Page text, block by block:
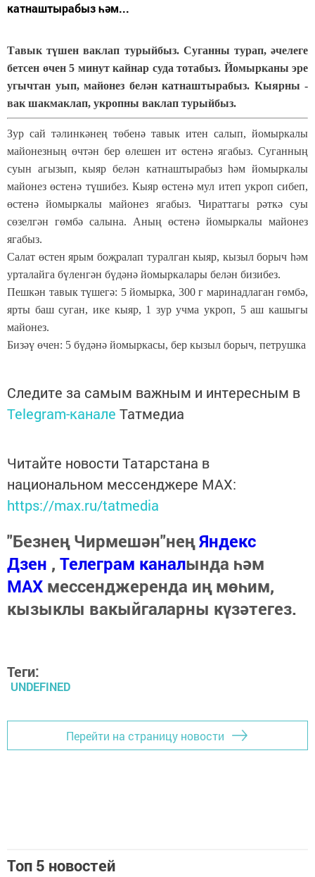
катнаштырабыз һәм...
Тавык түшен ваклап турыйбыз. Суганны турап, әчелеге
бетсен өчен 5 минут кайнар суда тотабыз. Йомырканы эре
угычтан уып, майонез белән катнаштырабыз. Кыярны -
вак шакмаклап, укропны ваклап турыйбыз.
Зур сай тәлинкәнең төбенә тавык итен салып, йомыркалы
майонезның өчтән бер өлешен ит өстенә ягабыз. Суганның
суын агызып, кыяр белән катнаштырабыз һәм йомыркалы
майонез өстенә түшибез. Кыяр өстенә мул итеп укроп сибеп,
өстенә йомыркалы майонез ягабыз. Чираттагы рәткә суы
сөзелгән гөмбә салына. Аның өстенә йомыркалы майонез
ягабыз.
Салат өстен ярым боҗралап туралган кыяр, кызыл борыч һәм
урталайга бүленгән бүдәнә йомыркалары белән бизибез.
Пешкән тавык түшегә: 5 йомырка, 300 г маринадлаган гөмбә,
ярты баш суган, ике кыяр, 1 зур учма укроп, 5 аш кашыгы
майонез.
Бизәү өчен: 5 бүдәнә йомыркасы, бер кызыл борыч, петрушка
Следите за самым важным и интересным в
Telegram-канале Татмедиа
Читайте новости Татарстана в
национальном мессенджере MАХ:
https://max.ru/tatmedia
"Безнең Чирмешән"неңЯндекс
Дзен , Телеграм каналында һәм
МАХ мессенджеренда иң мөһим,
кызыклы вакыйгаларны күзәтегез.
Теги:
UNDEFINED
Перейти на страницу новости
Топ 5 новостей